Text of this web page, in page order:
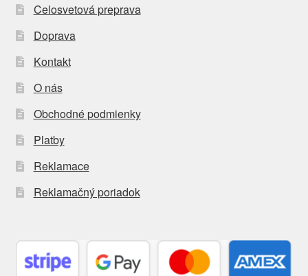
Celosvetová preprava
Doprava
Kontakt
O nás
Obchodné podmienky
Platby
Reklamace
Reklamačný poriadok